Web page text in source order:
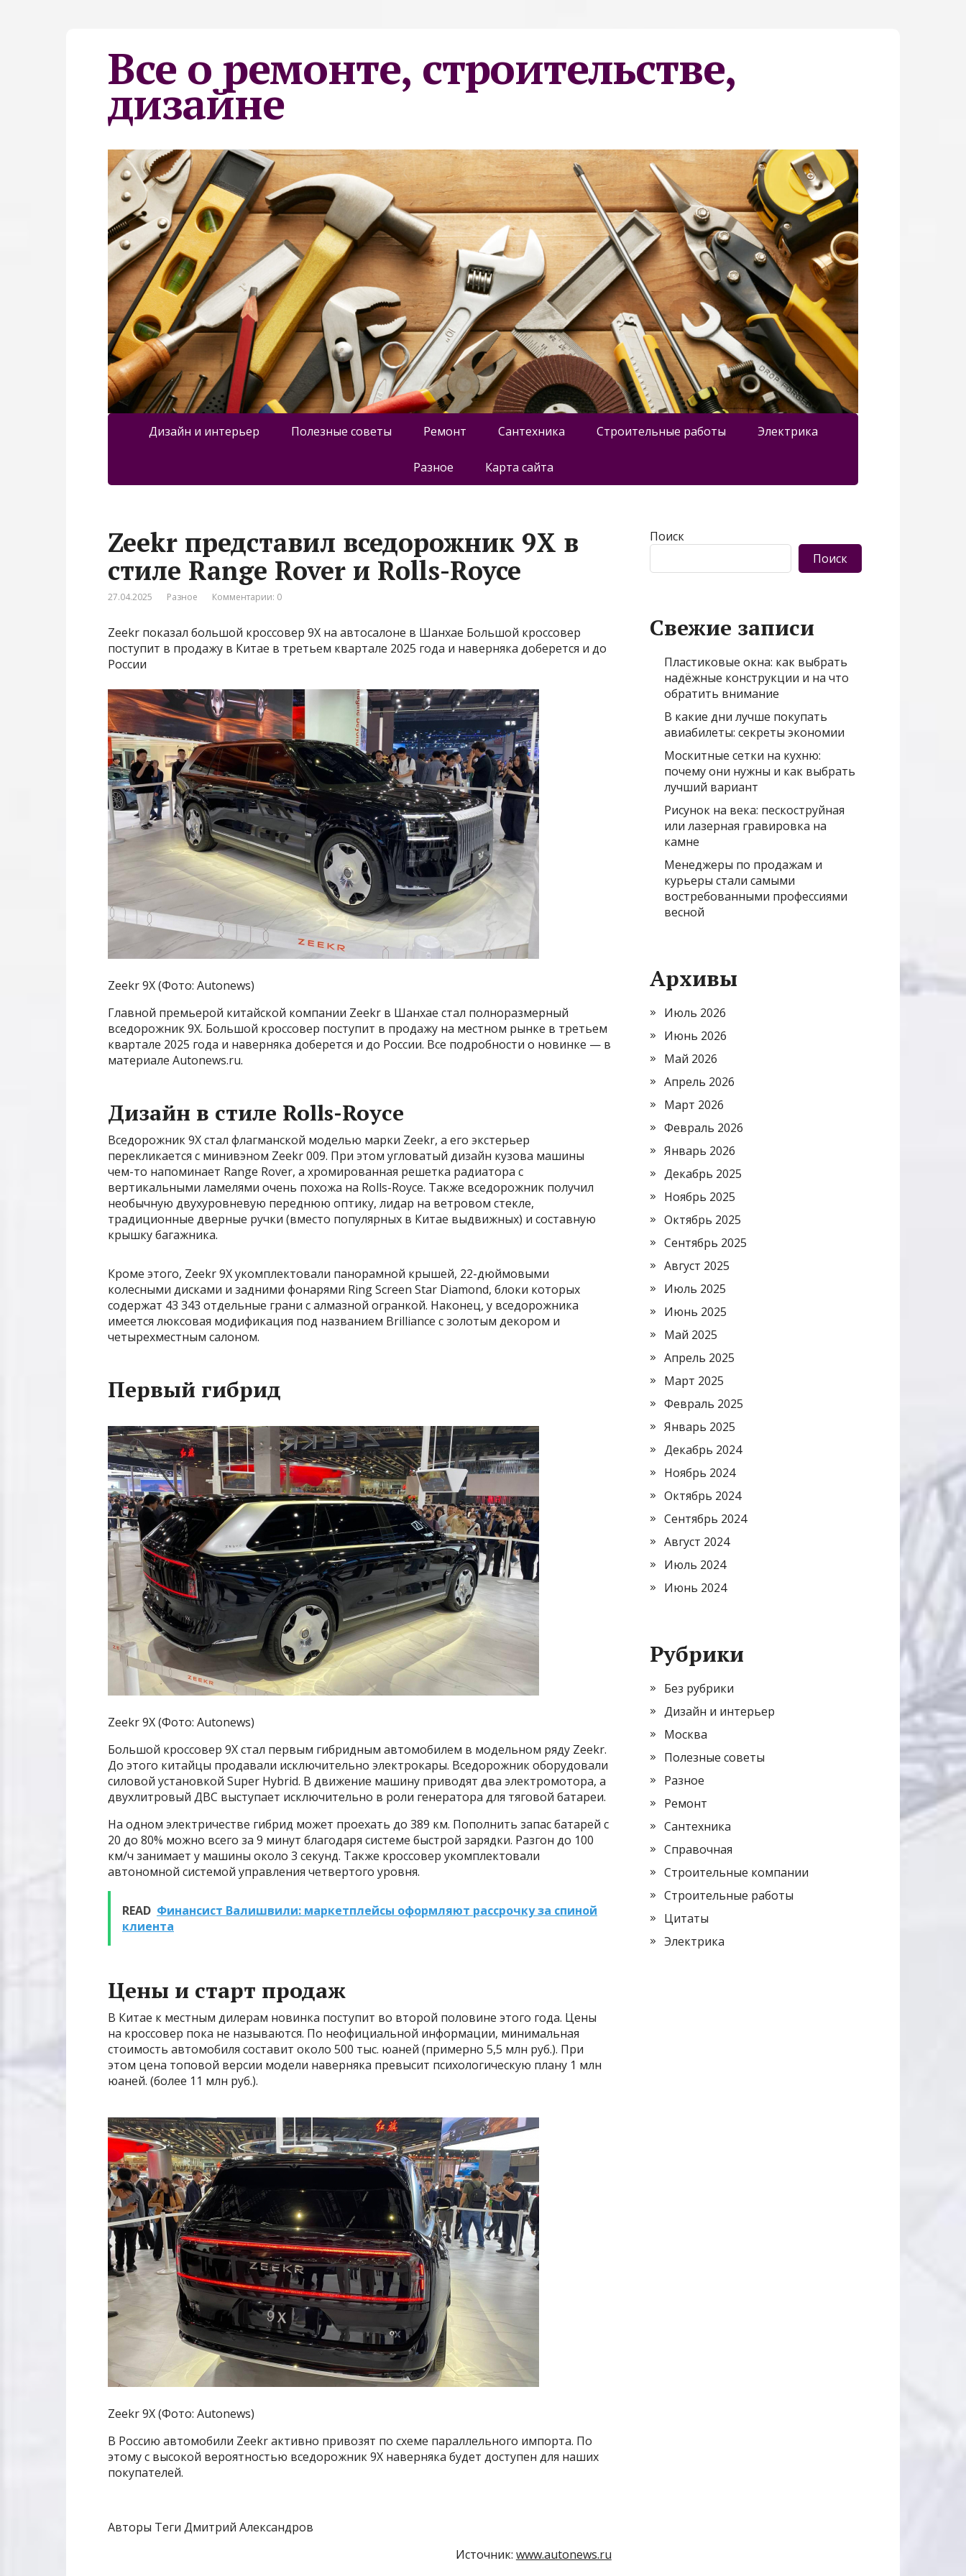
Все о ремонте, строительстве,
дизайне
Дизайн и интерьер Полезные советы Ремонт Сантехника Строительные работы Электрика
Разное Карта сайта
Zeekr представил вседорожник 9X в
стиле Range Rover и Rolls-Royce
27.04.2025 Разное Комментарии: 0
Zeekr показал большой кроссовер 9X на автосалоне в Шанхае Большой кроссовер
поступит в продажу в Китае в третьем квартале 2025 года и наверняка доберется и до
России
Zeekr 9X (Фото: Autonews)
Главной премьерой китайской компании Zeekr в Шанхае стал полноразмерный
вседорожник 9X. Большой кроссовер поступит в продажу на местном рынке в третьем
квартале 2025 года и наверняка доберется и до России. Все подробности о новинке — в
материале Autonews.ru.
Дизайн в стиле Rolls-Royce
Вседорожник 9X стал флагманской моделью марки Zeekr, а его экстерьер
перекликается с минивэном Zeekr 009. При этом угловатый дизайн кузова машины
чем-то напоминает Range Rover, а хромированная решетка радиатора с
вертикальными ламелями очень похожа на Rolls-Royce. Также вседорожник получил
необычную двухуровневую переднюю оптику, лидар на ветровом стекле,
традиционные дверные ручки (вместо популярных в Китае выдвижных) и составную
крышку багажника.
Кроме этого, Zeekr 9X укомплектовали панорамной крышей, 22-дюймовыми
колесными дисками и задними фонарями Ring Screen Star Diamond, блоки которых
содержат 43 343 отдельные грани с алмазной огранкой. Наконец, у вседорожника
имеется люксовая модификация под названием Brilliance с золотым декором и
четырехместным салоном.
Первый гибрид
Zeekr 9X (Фото: Autonews)
Большой кроссовер 9X стал первым гибридным автомобилем в модельном ряду Zeekr.
До этого китайцы продавали исключительно электрокары. Вседорожник оборудовали
силовой установкой Super Hybrid. В движение машину приводят два электромотора, а
двухлитровый ДВС выступает исключительно в роли генератора для тяговой батареи.
На одном электричестве гибрид может проехать до 389 км. Пополнить запас батарей с
20 до 80% можно всего за 9 минут благодаря системе быстрой зарядки. Разгон до 100
км/ч занимает у машины около 3 секунд. Также кроссовер укомплектовали
автономной системой управления четвертого уровня.
READ Финансист Валишвили: маркетплейсы оформляют рассрочку за спиной
клиента
Цены и старт продаж
В Китае к местным дилерам новинка поступит во второй половине этого года. Цены
на кроссовер пока не называются. По неофициальной информации, минимальная
стоимость автомобиля составит около 500 тыс. юаней (примерно 5,5 млн руб.). При
этом цена топовой версии модели наверняка превысит психологическую плану 1 млн
юаней. (более 11 млн руб.).
Zeekr 9X (Фото: Autonews)
В Россию автомобили Zeekr активно привозят по схеме параллельного импорта. По
этому с высокой вероятностью вседорожник 9X наверняка будет доступен для наших
покупателей.
Авторы Теги Дмитрий Александров
Источник: www.autonews.ru
Поиск
Поиск
Свежие записи
Пластиковые окна: как выбрать
надёжные конструкции и на что
обратить внимание
В какие дни лучше покупать
авиабилеты: секреты экономии
Москитные сетки на кухню:
почему они нужны и как выбрать
лучший вариант
Рисунок на века: пескоструйная
или лазерная гравировка на
камне
Менеджеры по продажам и
курьеры стали самыми
востребованными профессиями
весной
Архивы
Июль 2026
Июнь 2026
Май 2026
Апрель 2026
Март 2026
Февраль 2026
Январь 2026
Декабрь 2025
Ноябрь 2025
Октябрь 2025
Сентябрь 2025
Август 2025
Июль 2025
Июнь 2025
Май 2025
Апрель 2025
Март 2025
Февраль 2025
Январь 2025
Декабрь 2024
Ноябрь 2024
Октябрь 2024
Сентябрь 2024
Август 2024
Июль 2024
Июнь 2024
Рубрики
Без рубрики
Дизайн и интерьер
Москва
Полезные советы
Разное
Ремонт
Сантехника
Справочная
Строительные компании
Строительные работы
Цитаты
Электрика